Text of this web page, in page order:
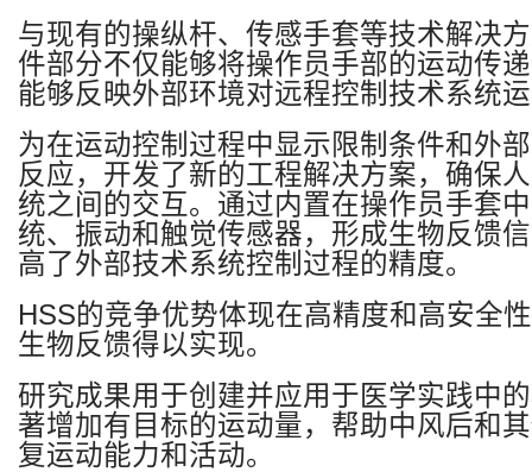
与现有的操纵杆、传感手套等技术解决
件部分不仅能够将操作员手部的运动传
能够反映外部环境对远程控制技术系统
为在运动控制过程中显示限制条件和外
反应，开发了新的工程解决方案，确保
统之间的交互。通过内置在操作员手套
统、振动和触觉传感器，形成生物反馈
高了外部技术系统控制过程的精度。
HSS的竞争优势体现在高精度和高安全
生物反馈得以实现。
研究成果用于创建并应用于医学实践中
著增加有目标的运动量，帮助中风后和
复运动能力和活动。